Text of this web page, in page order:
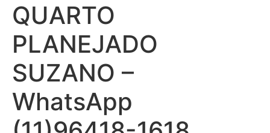
QUARTO
PLANEJADO
SUZANO –
WhatsApp